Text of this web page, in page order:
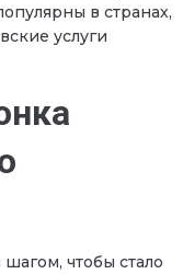
в странах,
услуги
чтобы стало